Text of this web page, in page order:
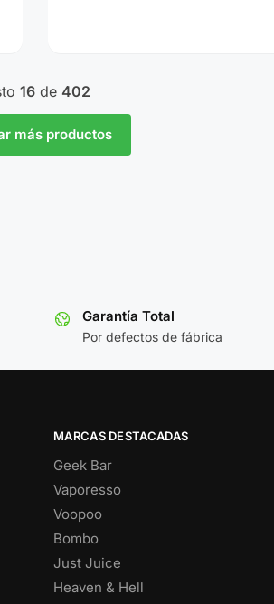
16de 402
más productos
Garantía Total
Por defectos de fábrica
MARCAS DESTACADAS
Geek Bar
Vaporesso
Voopoo
Bombo
Just Juice
Heaven & Hell